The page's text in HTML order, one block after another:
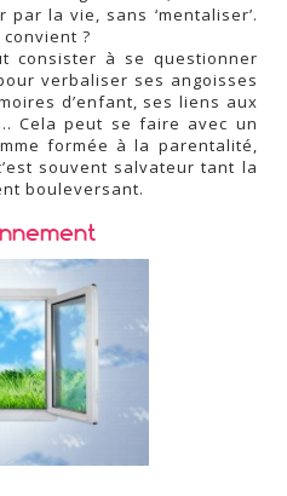
la vie, sans ‘mentaliser’.
convient ?
consister à se questionner
verbaliser ses angoisses
d’enfant, ses liens aux
Cela peut se faire avec un
formée à la parentalité,
souvent salvateur tant la
bouleversant.